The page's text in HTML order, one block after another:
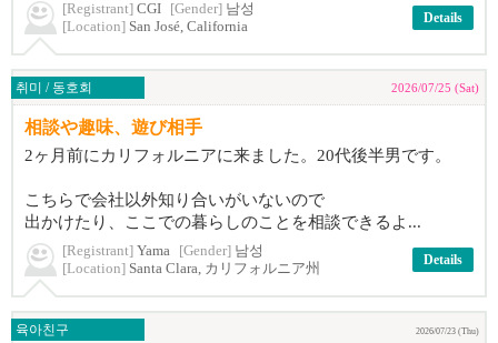
[Registrant] CGI [Gender] 남성
[Location] San José, California
Details
취미 / 동호회 2026/07/25 (Sat)
相談や趣味、遊び相手
2ヶ月前にカリフォルニアに来ました。20代後半男です。
こちらで会社以外知り合いがいないので
出かけたり、ここでの暮らしのことを相談できるよ...
[Registrant] Yama [Gender] 남성
[Location] Santa Clara, カリフォルニア州
Details
육아친구 2026/07/23 (Thu)